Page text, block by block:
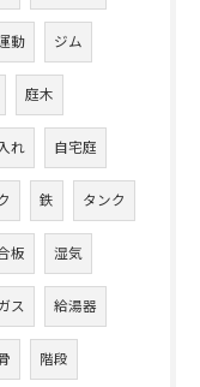
動 ジム
庭木
れ 自宅庭
鉄 タンク
板 湿気
ス 給湯器
階段